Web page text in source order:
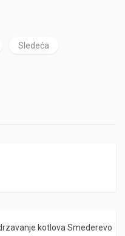
Sledeća
kotlova Smederevo